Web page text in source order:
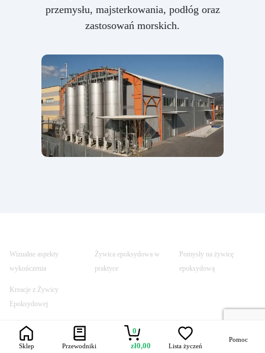
przemysłu, majsterkowania, podłóg oraz
zastosowań morskich.
Wizualne aspekty
wykończenia
Żywica epoksydowa w
praktyce
Pomysły na żywicę
epoksydową
Kreacje z Żywicy
Epoksydowej
Sklep Przewodniki
0
zł0,00 Lista życzeń
Pomoc